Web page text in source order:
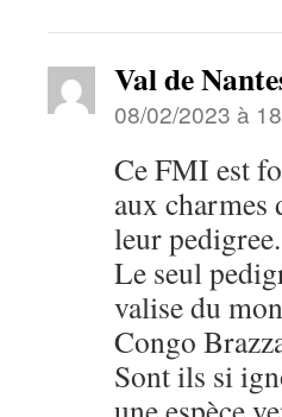
Val de
08/02/2023 à
Ce FMI est
aux charmes
leur
Le seul
valise du
Congo
Sont ils si